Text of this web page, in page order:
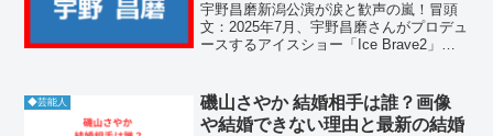
宇野昌磨新潟公演が涙と歓声の嵐！冒頭
文：2025年7月、宇野昌磨さんがプロデュ
ースするアイスショー「Ice Brave2」が
現役引退後初の全国ツアーの一環として
行われ...
◆芸能人
磯山さやか 結婚相手は誰？画像
や結婚できない理由と最新の結婚